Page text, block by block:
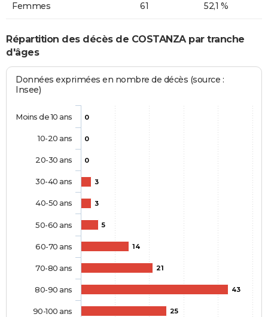
Femmes 61 52,1 %
Répartition des décès de COSTANZA par tranche
d'âges
Données exprimées en nombre de décès (source :
Insee)
0
0
0
3
3
5
14
21
43
25
Moins de 10 ans
10-20 ans
20-30 ans
30-40 ans
40-50 ans
50-60 ans
60-70 ans
70-80 ans
80-90 ans
90-100 ans